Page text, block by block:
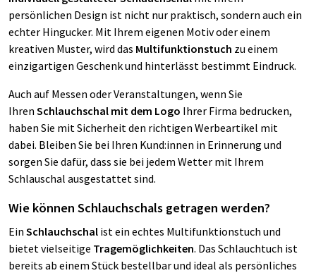
persönlichen Design ist nicht nur praktisch, sondern auch ein
echter Hingucker. Mit Ihrem eigenen Motiv oder einem
kreativen Muster, wird das Multifunktionstuch zu einem
einzigartigen Geschenk und hinterlässt bestimmt Eindruck.
Auch auf Messen oder Veranstaltungen, wenn Sie
Ihren Schlauchschal mit dem Logo Ihrer Firma bedrucken,
haben Sie mit Sicherheit den richtigen Werbeartikel mit
dabei. Bleiben Sie bei Ihren Kund:innen in Erinnerung und
sorgen Sie dafür, dass sie bei jedem Wetter mit Ihrem
Schlauschal ausgestattet sind.
Wie können Schlauchschals getragen werden?
Ein Schlauchschal ist ein echtes Multifunktionstuch und
bietet vielseitige Tragemöglichkeiten. Das Schlauchtuch ist
bereits ab einem Stück bestellbar und ideal als persönliches